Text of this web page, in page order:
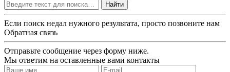
Найти
Если поиск недал нужного результата, просто позвоните нам
Обратная связь
Отправьте сообщение через форму ниже.
Мы ответим на оставленные вами контакты